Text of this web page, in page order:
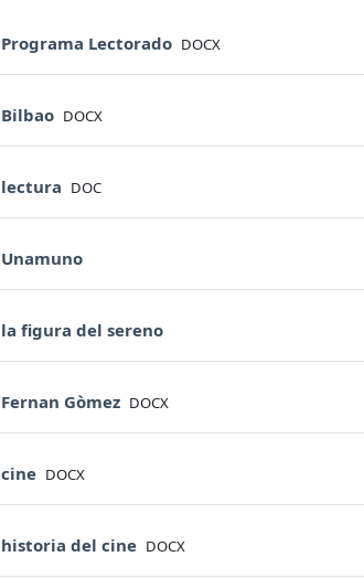
Programa Lectorado File
DOCX
Bilbao File
DOCX
lectura File
DOC
UnamunoURL
la figura del serenoURL
Fernan Gòmez File
DOCX
cine File
DOCX
historia del cine File
DOCX